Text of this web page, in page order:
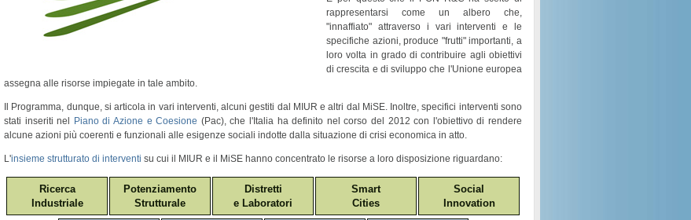
rappresentarsi come un albero che,
"innaffiato" attraverso i variinterventi e le
specifiche azioni, produce "frutti" importanti, a
loro volta in grado di contribuire agli obiettivi
dicrescita e di sviluppo che l'Unione europea
assegna alle risorse impiegate in tale ambito.
Il Programma, dunque, si articola in vari interventi, alcuni gestiti dal MIUR e altri dal MiSE. Inoltre, specifici interventi sono
stati inseriti nel Piano di Azione e Coesione (Pac), che l'Italia ha definito nel corso del 2012 con l'obiettivo di rendere
alcune azioni più coerenti e funzionali alle esigenze sociali indotte dalla situazione di crisi economica in atto.
L'insieme strutturato di interventi su cui il MIUR e il MiSE hanno concentrato le risorse a loro disposizione riguardano:
Ricerca
Industriale
Potenziamento
Strutturale
Distretti
e Laboratori
Smart
Cities
Social
Innovation